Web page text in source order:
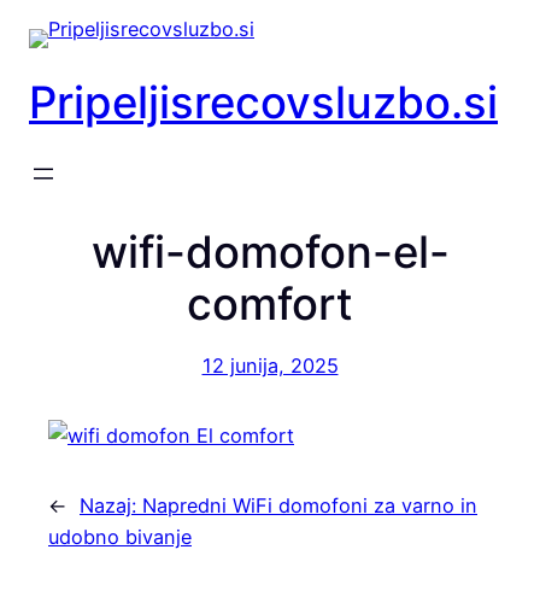
Preskoči
na
vsebino
Pripeljisrecovsluzbo.si
wifi-domofon-el-
comfort
12 junija, 2025
← Nazaj: Napredni WiFi domofoni za varno in
udobno bivanje